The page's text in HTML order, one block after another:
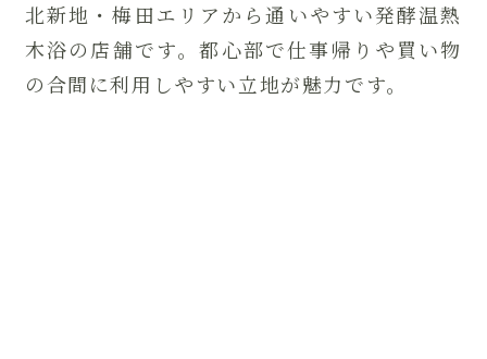
北新地・梅田エリアから通いやすい発酵温熱
木浴の店舗です。都心部で仕事帰りや買い物
の合間に利用しやすい立地が魅力です。